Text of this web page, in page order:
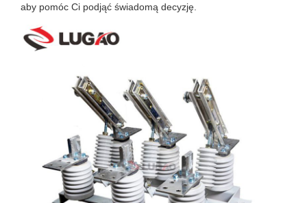
aby pomóc Ci podjąć świadomą decyzję.